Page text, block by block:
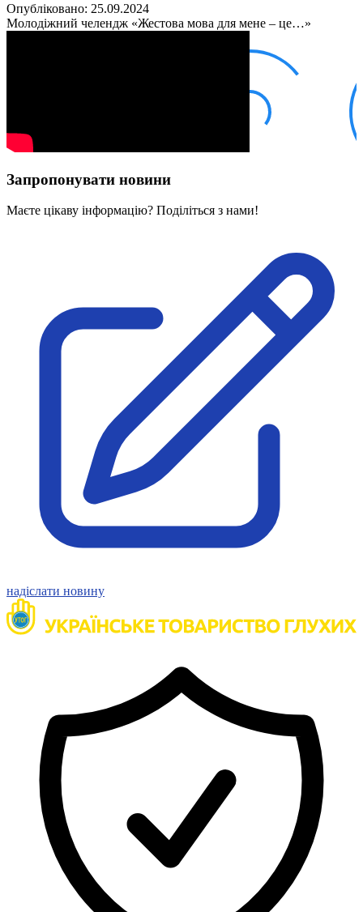
Кадрові зміни
Працевлаштування
Про глухих
Все про УТОГ: ваші права, послуги та підтримка:
Корисні інформаційні матеріали від Т. Ломакіної
Керівництво УТОГ
Всеукраїнська Рада ветеранів УТОГ
Всеукраїнська Рада перекладачів жестової
мови УТОГ
Всеукраїнська Рада директорів УТОГ
Всеукраїнська молодіжна Рада УТОГ
Молодіжні лідери УТОГ
Ветерани УТОГ
Мережа УТОГ
Підприємства УТОГ
Рекорди УТОГ
Видання УТОГ
Звіти
Посилання сторінок УТОГ
Контакти
Дошкільна освіта
Загальна освіта
Правознавство
Реєстр перекладачів жестової мови Українського
товариства глухих
Підготовка перекладачів
"Сервіс УТОГ"
Атестація
Безбар'єрність для глухих
Волинська область
Дніпропетровська область
Донецька область
Житомирська область
Закарпатська область
Івано-Франківська область
Опубліковано: 25.09.2024
Молодіжний челендж «Жестова мова для мене – це…»
Запропонувати новини
Маєте цікаву інформацію? Поділіться з нами!
надіслати новину